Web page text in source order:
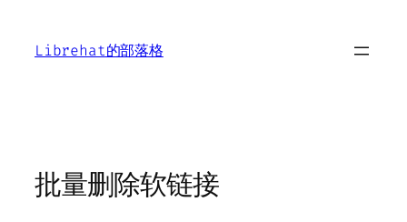
content
Librehat的部落格
批量删除软链接